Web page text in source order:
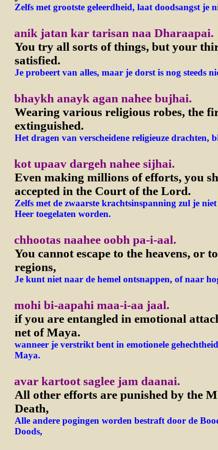
Zelfs met grootste geleerdheid, laat doodsangst je
anik jatan kar tarisan naa Dharaapai.
You try all sorts of things, but your
satisfied.
Je probeert van alles, maar je dorst is nog steeds
bhaykh anayk agan nahee bujhai.
Wearing various religious robes, the
extinguished.
Het dragen van verscheidene religieuze drachten,
kot upaav dargeh nahee sijhai.
Even making millions of efforts, you
accepted in the Court of the Lord.
Zelfs met de zwaarste krachtsinspanning zul je
Heer toegelaten worden.
chhootas naahee oobh pa-i-aal.
You cannot escape to the heavens, or
regions,
Je kunt niet naar de hemel ontsnappen, of naar
mohi bi-aapahi maa-i-aa jaal.
if you are entangled in emotional
net of Maya.
wanneer je verstrikt bent in emotionele
Maya.
avar kartoot saglee jam daanai.
All other efforts are punished by the
Death,
Alle andere pogingen worden bestraft door de
Doods,